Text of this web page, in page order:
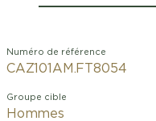
Numéro de référence
CAZ101AM.FT8054
Groupe cible
Hommes